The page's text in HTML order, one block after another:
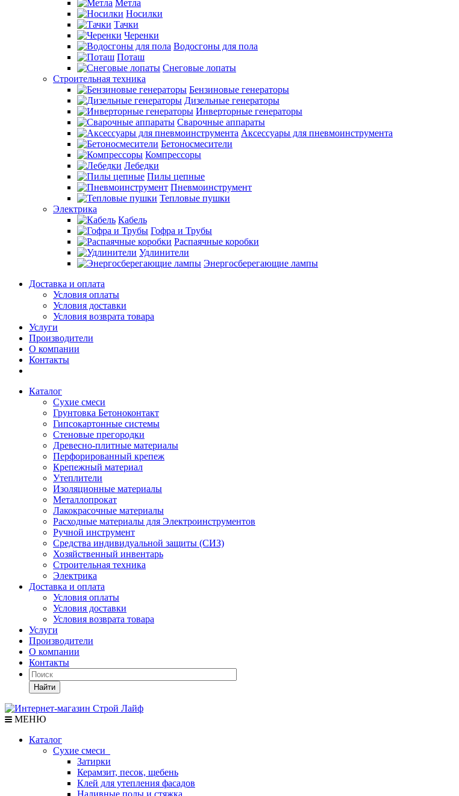
Метла
Носилки
Тачки
Черенки
Водосгоны для пола
Поташ
Снеговые лопаты
Строительная техника
Бензиновые генераторы
Дизельные генераторы
Инверторные генераторы
Сварочные аппараты
Аксессуары для пневмоинструмента
Бетоносмесители
Компрессоры
Лебедки
Пилы цепные
Пневмоинструмент
Тепловые пушки
Электрика
Кабель
Гофра и Трубы
Распаячные коробки
Удлинители
Энергосберегающие лампы
Доставка и оплата
Условия оплаты
Условия доставки
Условия возврата товара
Услуги
Производители
О компании
Контакты
Каталог
Сухие смеси
Грунтовка Бетоноконтакт
Гипсокартонные системы
Стеновые прегородки
Древесно-плитные материалы
Перфорированный крепеж
Крепежный материал
Утеплители
Изоляционные материалы
Металлопрокат
Лакокрасочные материалы
Расходные материалы для Электроинструментов
Ручной инструмент
Средства индивидуальной защиты (СИЗ)
Хозяйственный инвентарь
Строительная техника
Электрика
Доставка и оплата
Условия оплаты
Условия доставки
Условия возврата товара
Услуги
Производители
О компании
Контакты
Найти
МЕНЮ
Каталог
Сухие смеси
Затирки
Керамзит, песок, щебень
Клей для утепления фасадов
Наливные полы и стяжка